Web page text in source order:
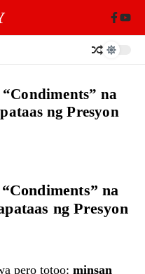
“Condiments” na
ng Presyon
na
ng Presyon
pero totoo: minsan